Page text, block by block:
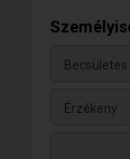
Becsületes
Érzékeny